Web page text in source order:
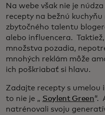
Na webe však nie je
recepty na bežnú
zbytočného talentu
alebo influencera.
množstva pozadia,
mnohých reklám môže
ich poškriabať si hlavu.
Zadajte recepty s umelou
to nie je „ Soylent Green“.
natrénovali svoju